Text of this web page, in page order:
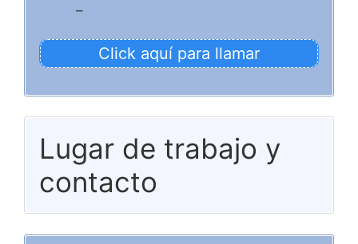
–
Click aquí para llamar
Lugar de trabajo y
contacto